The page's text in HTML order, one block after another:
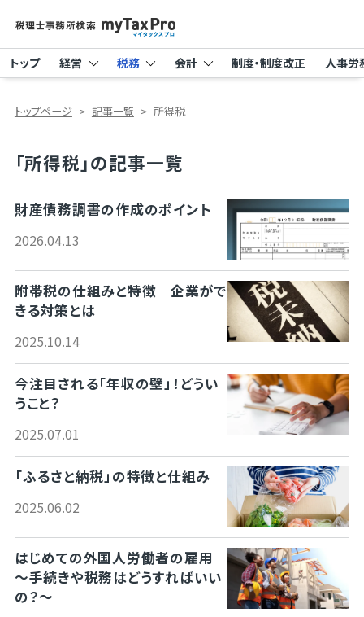
トップ 経営 税務 会計 制度・制度改正 人事労
トップページ 記事一覧 所得税
「所得税」の記事一覧
財産債務調書の作成のポイント
2026.04.13
附帯税の仕組みと特徴 企業がで
きる対策とは
2025.10.14
今注目される「年収の壁」！どうい
うこと？
2025.07.01
「ふるさと納税」の特徴と仕組み
2025.06.02
はじめての外国人労働者の雇用
～手続きや税務はどうすればいい
の？～